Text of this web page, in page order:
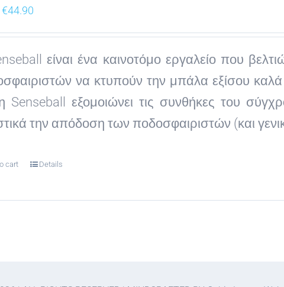
Original
price
was:
€44.90Current
price
is:
€44.90.
είναι ένα καινοτόμο εργαλείο που
να κτυπούν την μπάλα εξίσου
Senseball εξομοιώνει τις συνθήκες του
την απόδοση των ποδοσφαιριστών (και
cart Details